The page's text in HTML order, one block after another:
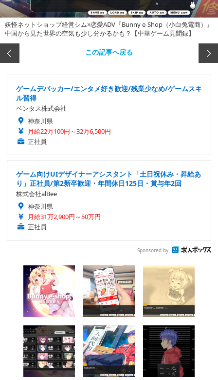
妖怪ネットショップ経営シム×恋愛ADV『Bunny e-Shop（小白兔電商）』
中国から見た世界の空気も少し分かるかも？【中華ゲーム見聞録】
この記事へ戻る
ゲームデバッカー/エンタメ好き歓迎/残業少なめ/ゲームスキ
ル習得
ベンタス株式会社
神奈川県
月給22万100円～32万6,500円
正社員
ゲーム向けUIデザイナーアシスタント「土日祝休み・昇給あ
り」正社員/第2新卒歓迎・年間休日125日・賞与年2回
株式会社alBee
神奈川県
月給31万2,900円～50万円
正社員
Sponsored by